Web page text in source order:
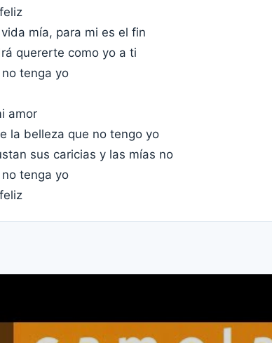
mía, para mi es el fin
quererte como yo a ti
tenga yo
amor
la belleza que no tengo yo
sus caricias y las mías no
tenga yo